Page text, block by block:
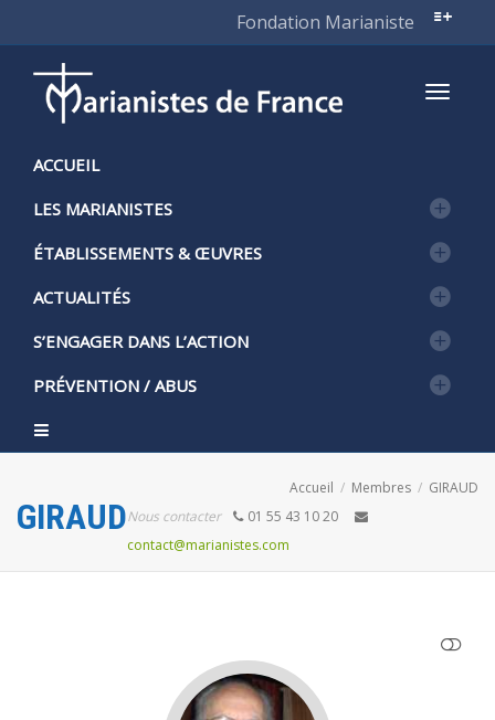
Fondation Marianiste
ACCUEIL
LES MARIANISTES
ÉTABLISSEMENTS & ŒUVRES
ACTUALITÉS
S’ENGAGER DANS L’ACTION
PRÉVENTION / ABUS
GIRAUD
Accueil Membres
GIRAUD
Nous contacter
01 55 43 10 20
contact@marianistes.com